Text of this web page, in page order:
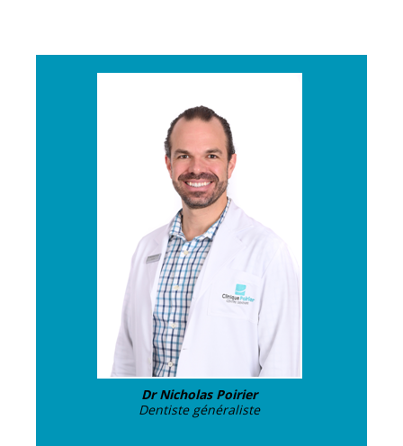
Dr Nicholas Poirier
Dentiste généraliste